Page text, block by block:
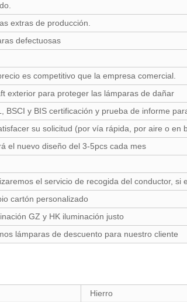
extras de producción.
defectuosas
es competitivo que la empresa comercial.
exterior para proteger las lámparas de dañar
BSCI y BIS certificación y prueba de informe
su solicitud (por vía rápida, por aire o en
el nuevo diseño del 3-5pcs cada mes
el servicio de recogida del conductor,
cartón personalizado
GZ y HK iluminación justo
lámparas de descuento para nuestro cliente
Hierro